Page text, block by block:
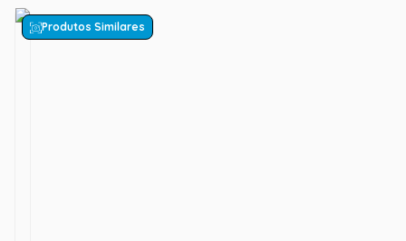
Produtos Similares